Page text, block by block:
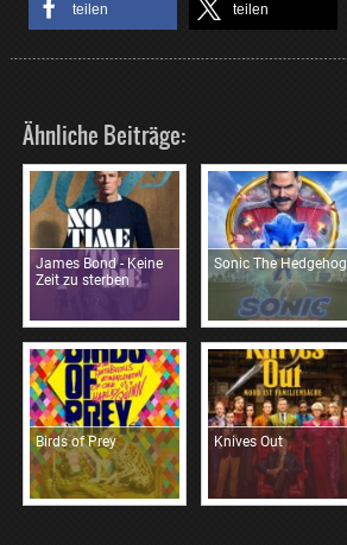
teilen teilen
Ähnliche Beiträge:
James Bond - Keine
Zeit zu sterben
Sonic The Hedgehog
Birds of Prey Knives Out